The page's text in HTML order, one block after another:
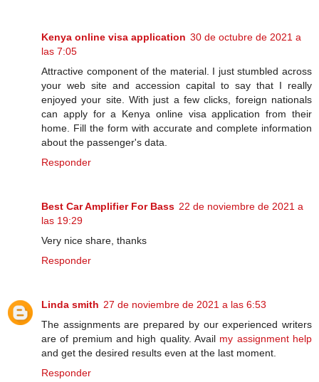
Kenya online visa application 30 de octubre de 2021 a
las 7:05
Attractive component of the material. I just stumbled across
your web site and accession capital to say that I really
enjoyed your site. With just a few clicks, foreign nationals
can apply for a Kenya online visa application from their
home. Fill the form with accurate and complete information
about the passenger's data.
Responder
Best Car Amplifier For Bass 22 de noviembre de 2021 a
las 19:29
Very nice share, thanks
Responder
Linda smith 27 de noviembre de 2021 a las 6:53
The assignments are prepared by our experienced writers
are of premium and high quality. Avail my assignment help
and get the desired results even at the last moment.
Responder